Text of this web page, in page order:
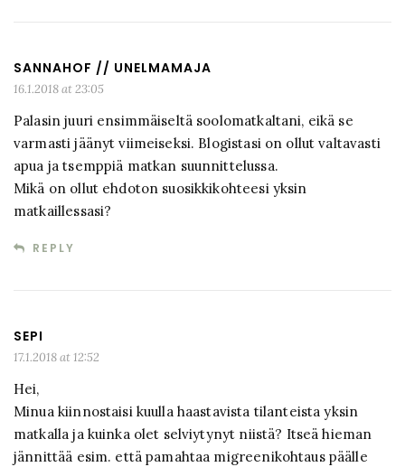
SANNAHOF // UNELMAMAJA
16.1.2018 at 23:05
Palasin juuri ensimmäiseltä soolomatkaltani, eikä se
varmasti jäänyt viimeiseksi. Blogistasi on ollut valtavasti
apua ja tsemppiä matkan suunnittelussa.
Mikä on ollut ehdoton suosikkikohteesi yksin
matkaillessasi?
REPLY
SEPI
17.1.2018 at 12:52
Hei,
Minua kiinnostaisi kuulla haastavista tilanteista yksin
matkalla ja kuinka olet selviytynyt niistä? Itseä hieman
jännittää esim. että pamahtaa migreenikohtaus päälle